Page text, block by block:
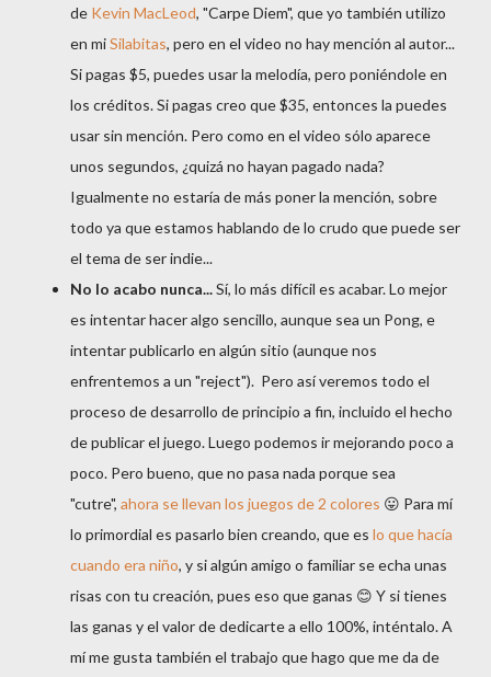
de Kevin MacLeod, "Carpe Diem", que yo también utilizo
en miSilabitas, pero en el video no hay mención al autor...
Si pagas $5, puedes usar la melodía, pero poniéndole en
los créditos. Si pagas creo que $35, entonces la puedes
usar sin mención. Pero como en el video sólo aparece
unos segundos, ¿quizá no hayan pagado nada?
Igualmente no estaría de más poner la mención, sobre
todo ya que estamos hablando de lo crudo que puede ser
el tema de ser indie...
No lo acabo nunca...Sí, lo más difícil es acabar. Lo mejor
es intentar hacer algo sencillo, aunque sea un Pong, e
intentar publicarlo en algún sitio (aunque nos
enfrentemos a un "reject"). Pero así veremos todo el
proceso de desarrollo de principio a fin, incluido el hecho
de publicar el juego. Luego podemos ir mejorando poco a
poco. Pero bueno, que no pasa nada porque sea
"cutre", ahora se llevan los juegos de 2 colores 😛 Para mí
lo primordial es pasarlo bien creando, que es lo que hacía
cuando era niño, y si algún amigo o familiar se echa unas
risas con tu creación, pues eso que ganas 😊 Y si tienes
las ganas y el valor de dedicarte a ello 100%, inténtalo. A
mí me gusta también el trabajo que hago que me da de